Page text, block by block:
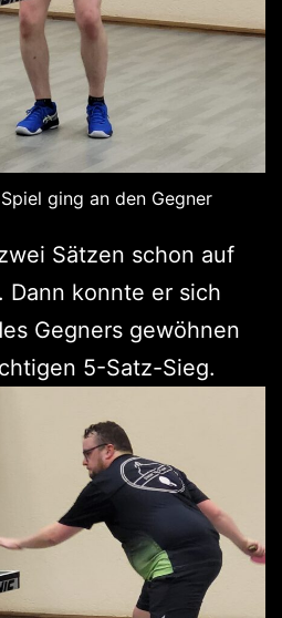
ging an den Gegner
Sätzen schon auf
Dann konnte er sich
Gegners gewöhnen
5-Satz-Sieg.